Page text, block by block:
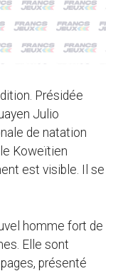
Présidée
Julio
de natation
Koweïtien
est visible. Il se
homme fort de
Elle sont
présenté